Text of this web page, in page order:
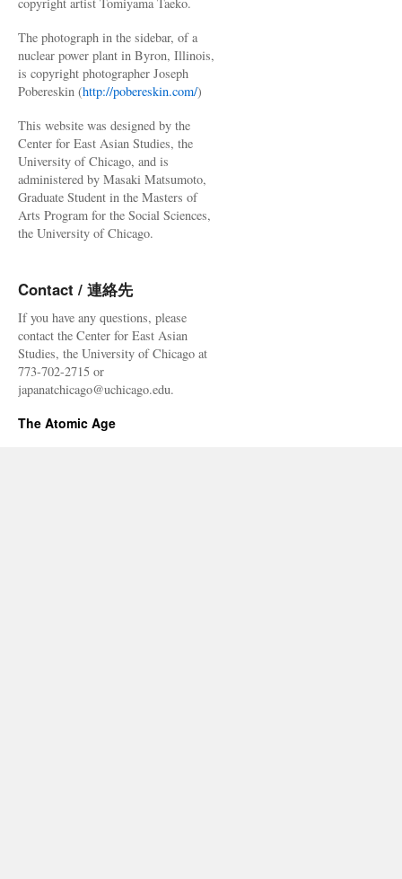
The photograph in the sidebar, of a
nuclear power plant in Byron, Illinois,
is copyright photographer Joseph
Pobereskin (http://pobereskin.com/)
This website was designed by the
Center for East Asian Studies, the
University of Chicago, and is
administered by Masaki Matsumoto,
Graduate Student in the Masters of
Arts Program for the Social Sciences,
the University of Chicago.
Contact / 連絡先
If you have any questions, please
contact the Center for East Asian
Studies, the University of Chicago at
773-702-2715 or
japanatchicago@uchicago.edu.
The Atomic Age